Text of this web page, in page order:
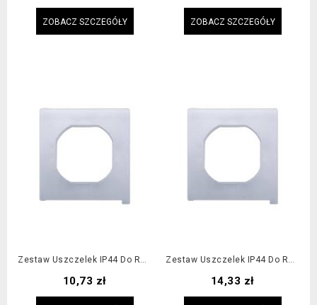
ZOBACZ SZCZEGÓŁY ZOBACZ SZCZEGÓŁY
Zestaw Uszczelek IP44 Do Ramki 3-Krotnej
Cena
10,73 zł
Zestaw Uszczelek IP44 Do Ramki 4-Krotnej
Cena
14,33 zł